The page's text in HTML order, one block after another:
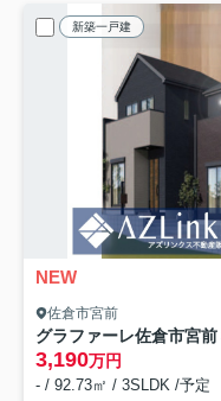
新築一戸建
NEW
佐倉市宮前
グラファーレ佐倉市宮
3,190万円
- / 92.73㎡ / 3SLDK /予定